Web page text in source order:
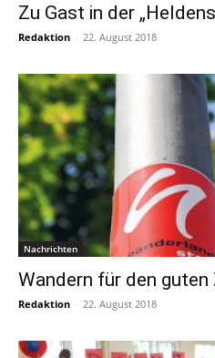
Zu Gast in der
Redaktion - 22. August 2018
Nachrichten
Wandern für den guten
Redaktion - 22. August 2018